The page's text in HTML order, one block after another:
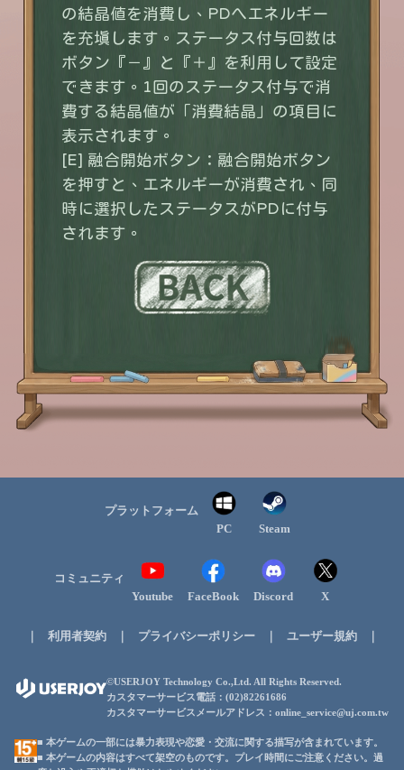
の結晶値を消費し、PDへエネルギー
を充填します。ステータス付与回数は
ボタン『－』と『＋』を利用して設定
できます。1回のステータス付与で消
費する結晶値が「消費結晶」の項目に
表示されます。
[E] 融合開始ボタン：融合開始ボタン
を押すと、エネルギーが消費され、同
時に選択したステータスがPDに付与
されます。
プラットフォーム
PC
Steam
コミュニティ
Youtube
FaceBook Discord X
利用者契約 プライバシーポリシー ユーザー規約
©USERJOY Technology Co.,Ltd. All Rights Reserved.
カスタマーサービス電話：(02)82261686
カスタマーサービスメールアドレス：online_service@uj.com.tw
■ 本ゲームの一部には暴力表現や恋愛・交流に関する描写が含まれています。
■ 本ゲームの内容はすべて架空のものです。プレイ時間にご注意ください。過